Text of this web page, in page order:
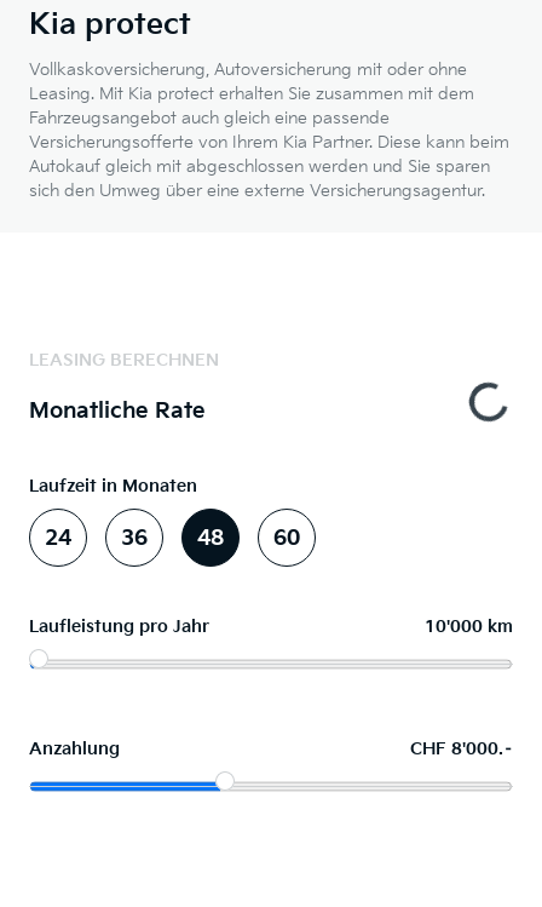
Kia protect
Vollkaskoversicherung, Autoversicherung mit oder ohne
Leasing. Mit Kia protect erhalten Sie zusammen mit dem
Fahrzeugsangebot auch gleich eine passende
Versicherungsofferte von Ihrem Kia Partner. Diese kann beim
Autokauf gleich mit abgeschlossen werden und Sie sparen
sich den Umweg über eine externe Versicherungsagentur.
LEASING BERECHNEN
Monatliche Rate
Laufzeit in Monaten
24 36 48 60
Laufleistung pro Jahr 10'000 km
Anzahlung CHF 8'000.–